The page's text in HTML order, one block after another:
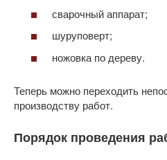
сварочный аппарат;
шуруповерт;
ножовка по дереву.
Теперь можно переходить
производству работ.
Порядок проведения